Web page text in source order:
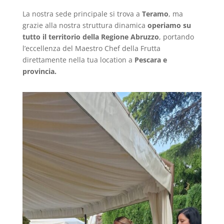
La nostra sede principale si trova a Teramo, ma
grazie alla nostra struttura dinamica operiamo su
tutto il territorio della Regione Abruzzo, portando
l’eccellenza del Maestro Chef della Frutta
direttamente nella tua location a Pescara e
provincia.